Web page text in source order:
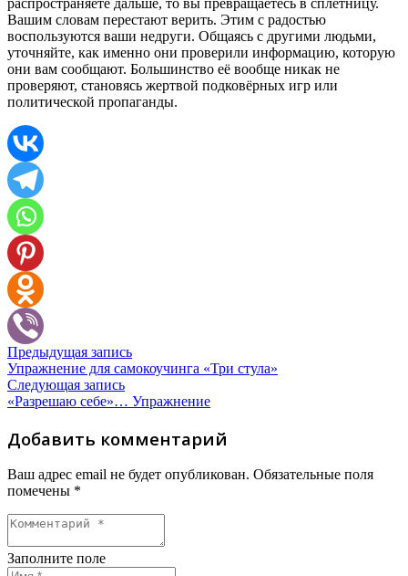
Вашим словам перестают верить. Этим с радостью
воспользуются ваши недруги. Общаясь с другими людьми,
уточняйте, как именно они проверили информацию, которую
они вам сообщают. Большинство её вообще никак не
проверяют, становясь жертвой подковёрных игр или
политической пропаганды.
Предыдущая запись
Упражнение для самокоучинга «Три стула»
Следующая запись
«Разрешаю себе»… Упражнение
Добавить комментарий
Ваш адрес email не будет опубликован. Обязательные поля
помечены *
Заполните поле